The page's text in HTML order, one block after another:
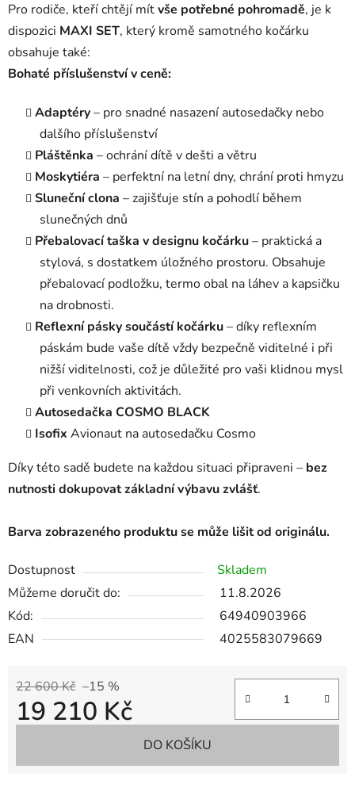
Pro rodiče, kteří chtějí mítvše potřebné pohromadě, je k
dispozici MAXI SET, který kromě samotného kočárku
obsahuje také:
Bohaté příslušenství v ceně:
Adaptéry– pro snadné nasazení autosedačky nebo
dalšího příslušenství
Pláštěnka – ochrání dítě v dešti a větru
Moskytiéra – perfektní na letní dny, chrání proti hmyzu
Sluneční clona – zajišťuje stín a pohodlí během
slunečných dnů
Přebalovací taška v designu kočárku– praktická a
stylová, s dostatkem úložného prostoru. Obsahuje
přebalovací podložku, termo obal na láhev a kapsičku
na drobnosti.
Reflexní pásky součástí kočárku– díky reflexním
páskám bude vaše dítě vždy bezpečně viditelné i při
nižší viditelnosti, což je důležité pro vaši klidnou mysl
při venkovních aktivitách.
Autosedačka COSMO BLACK
Isofix Avionaut na autosedačku Cosmo
Díky této sadě budete na každou situaci připraveni – bez
nutnosti dokupovat základní výbavu zvlášť.
Barva zobrazeného produktu se může lišit od originálu.
Dostupnost
Skladem
Můžeme doručit do:
11.8.2026
Kód:
64940903966
EAN
4025583079669
22 600 Kč –15 %
19 210 Kč
DO KOŠÍKU